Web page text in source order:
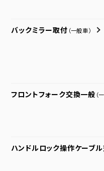
バックミラー取付 （一般車）
フロントフォーク交換一般 （
ハンドルロック操作ケーブ